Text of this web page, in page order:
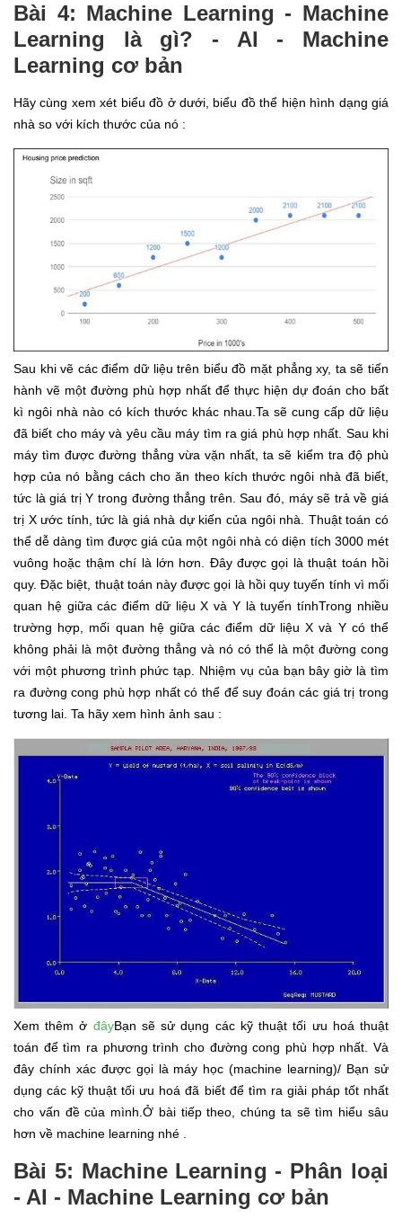
Bài 4: Machine Learning - Machine
Learning là gì? - AI - Machine
Learning cơ bản
Hãy cùng xem xét biểu đồ ở dưới, biểu đồ thể hiện hình dạng giá
nhà so với kích thước của nó :
Sau khi vẽ các điểm dữ liệu trên biểu đồ mặt phẳng xy, ta sẽ tiến
hành vẽ một đường phù hợp nhất để thực hiện dự đoán cho bất
kì ngôi nhà nào có kích thước khác nhau.Ta sẽ cung cấp dữ liệu
đã biết cho máy và yêu cầu máy tìm ra giá phù hợp nhất. Sau khi
máy tìm được đường thẳng vừa vặn nhất, ta sẽ kiểm tra độ phù
hợp của nó bằng cách cho ăn theo kích thước ngôi nhà đã biết,
tức là giá trị Y trong đường thẳng trên. Sau đó, máy sẽ trả về giá
trị X ước tính, tức là giá nhà dự kiến của ngôi nhà. Thuật toán có
thể dễ dàng tìm được giá của một ngôi nhà có diện tích 3000 mét
vuông hoặc thậm chí là lớn hơn. Đây được gọi là thuật toán hồi
quy. Đặc biệt, thuật toán này được gọi là hồi quy tuyến tính vì mối
quan hệ giữa các điểm dữ liệu X và Y là tuyến tínhTrong nhiều
trường hợp, mối quan hệ giữa các điểm dữ liệu X và Y có thể
không phải là một đường thẳng và nó có thể là một đường cong
với một phương trình phức tạp. Nhiệm vụ của bạn bây giờ là tìm
ra đường cong phù hợp nhất có thể để suy đoán các giá trị trong
tương lai. Ta hãy xem hình ảnh sau :
Xem thêm ở đâyBạn sẽ sử dụng các kỹ thuật tối ưu hoá thuật
toán để tìm ra phương trình cho đường cong phù hợp nhất. Và
đây chính xác được gọi là máy học (machine learning)/ Bạn sử
dụng các kỹ thuật tối ưu hoá đã biết để tìm ra giải pháp tốt nhất
cho vấn đề của mình.Ở bài tiếp theo, chúng ta sẽ tìm hiểu sâu
hơn về machine learning nhé .
Bài 5: Machine Learning - Phân loại
- AI - Machine Learning cơ bản